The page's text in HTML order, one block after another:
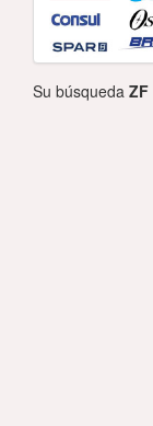
Su búsqueda ZF